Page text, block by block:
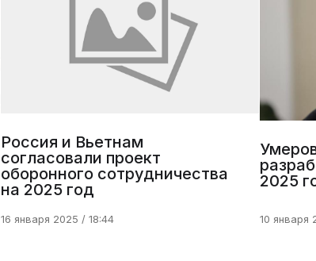
Россия и Вьетнам
согласовали проект
оборонного сотрудничества
на 2025 год
16 января 2025 / 18:44
2025
10 января